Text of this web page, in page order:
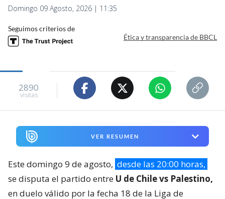
Domingo 09 Agosto, 2026 | 11:35
Seguimos criterios de
Ética y transparencia de BBCL
2890
visitas
VER RESUMEN
Este domingo 9 de agosto, desde las 20:00 horas,
se disputa el partido entre U de Chile vs Palestino,
en duelo válido por la fecha 18 de la Liga de